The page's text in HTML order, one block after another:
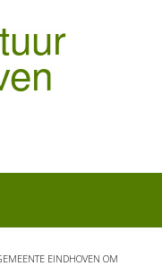
EINDHOVEN OM